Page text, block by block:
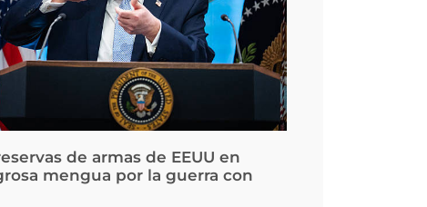
de armas de EEUU en
mengua por la guerra con